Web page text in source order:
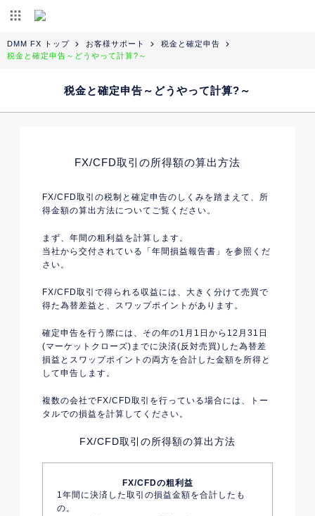
DMM FX トップ お客様サポート
税金と確定申告
税金と確定申告～どうやって計算?～
税金と確定申告～どうやって計算?～
FX/CFD取引の所得額の算出方法
FX/CFD取引の税制と確定申告のしくみを踏まえて、所
得金額の算出方法についてご覧ください。
まず、年間の粗利益を計算します。
当社から交付されている「年間損益報告書」を参照くだ
さい。
FX/CFD取引で得られる収益には、大きく分けて売買で
得た為替差益と、スワップポイントがあります。
確定申告を行う際には、その年の1月1日から12月31日
(マーケットクローズ)までに決済(反対売買)した為替差
損益とスワップポイントの両方を合計した金額を所得と
して申告します。
複数の会社でFX/CFD取引を行っている場合には、トー
タルでの損益を計算してください。
FX/CFD取引の所得額の算出方法
FX/CFDの粗利益
1年間に決済した取引の損益金額を合計したも
の。